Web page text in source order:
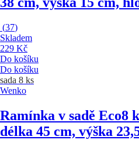
(37)
Skladem
229 Kč
Do košíku
Do košíku
sada 8 ks
Wenko
Ramínka v sadě Eco8
délka 45 cm, výška